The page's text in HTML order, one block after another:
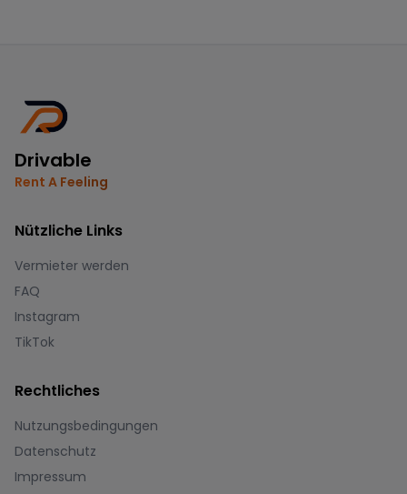
Drivable
Rent A Feeling
Nützliche Links
Vermieter werden
FAQ
Instagram
TikTok
Rechtliches
Nutzungsbedingungen
Datenschutz
Impressum